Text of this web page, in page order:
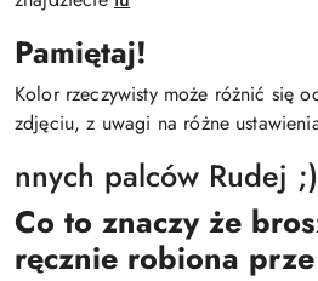
Pamiętaj!
Kolor rzeczywisty może różnić się
zdjęciu, z uwagi na różne
nnych palców Rudej ;)
Co to znaczy że
ręcznie robiona